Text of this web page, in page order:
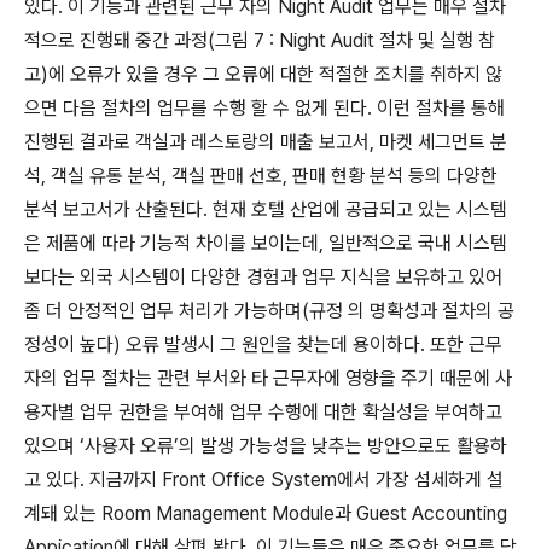
있다. 이 기능과 관련된 근무 자의 Night Audit 업무는 매우 절차
적으로 진행돼 중간 과정(그림 7 : Night Audit 절차 및 실행 참
고)에 오류가 있을 경우 그 오류에 대한 적절한 조치를 취하지 않
으면 다음 절차의 업무를 수행 할 수 없게 된다. 이런 절차를 통해
진행된 결과로 객실과 레스토랑의 매출 보고서, 마켓 세그먼트 분
석, 객실 유통 분석, 객실 판매 선호, 판매 현황 분석 등의 다양한
분석 보고서가 산출된다. 현재 호텔 산업에 공급되고 있는 시스템
은 제품에 따라 기능적 차이를 보이는데, 일반적으로 국내 시스템
보다는 외국 시스템이 다양한 경험과 업무 지식을 보유하고 있어
좀 더 안정적인 업무 처리가 가능하며(규정 의 명확성과 절차의 공
정성이 높다) 오류 발생시 그 원인을 찾는데 용이하다. 또한 근무
자의 업무 절차는 관련 부서와 타 근무자에 영향을 주기 때문에 사
용자별 업무 권한을 부여해 업무 수행에 대한 확실성을 부여하고
있으며 ‘사용자 오류’의 발생 가능성을 낮추는 방안으로도 활용하
고 있다. 지금까지 Front Office System에서 가장 섬세하게 설
계돼 있는 Room Management Module과 Guest Accounting